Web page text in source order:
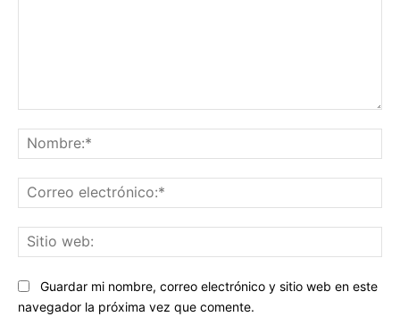
Guardar mi nombre, correo electrónico y sitio web en este
navegador la próxima vez que comente.